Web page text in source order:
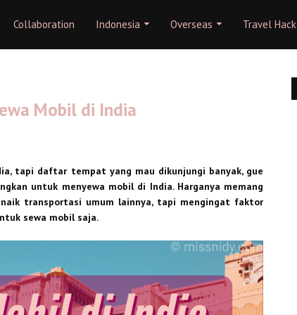
Collaboration Indonesia Overseas Travel Hack
Mobil di India
tapi daftar tempat yang mau dikunjungi banyak, gue
untuk menyewa mobil di India. Harganya memang
transportasi umum lainnya, tapi mengingat faktor
sewa mobil saja.